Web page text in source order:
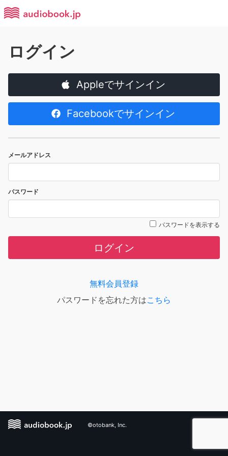
ログイン
Appleでサインイン
Facebookでサインイン
メールアドレス
パスワード
パスワードを表示する
ログイン
無料会員登録
パスワードを忘れた方はこちら
©otobank, Inc.